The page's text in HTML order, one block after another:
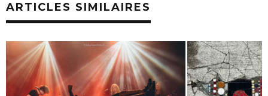
ARTICLES SIMILAIRES